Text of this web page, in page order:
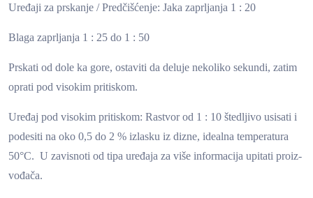
Uređaji za prskanje / Predčišćenje: Jaka zaprljanja 1 : 20
Blaga zaprljanja 1 : 25 do 1 : 50
Prskati od dole ka gore, ostaviti da deluje nekoliko sekundi, zatim
oprati pod visokim pritiskom.
Uređaj pod visokim pritiskom: Rastvor od 1 : 10 štedljivo usisati i
podesiti na oko 0,5 do 2 % izlasku iz dizne, idealna temperatura
50°C. U zavisnoti od tipa uređaja za više informacija upitati proiz-
vođača.